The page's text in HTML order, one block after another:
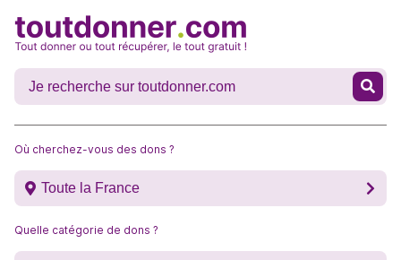
Où cherchez-vous des dons ?
Toute la France
Quelle catégorie de dons ?